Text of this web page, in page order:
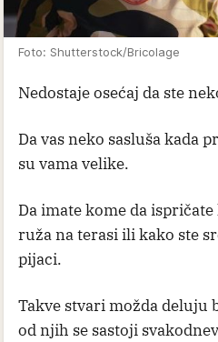
Foto: Shutterstock/Bricolage
Nedostaje osećaj da ste
Da vas neko sasluša kada
su vama velike.
Da imate kome da
ruža na terasi ili kako ste
pijaci.
Takve stvari možda deluju
od njih se sastoji